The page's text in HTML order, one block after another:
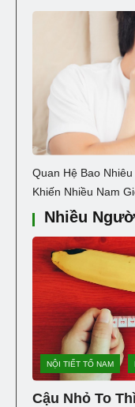
Quan Hệ Bao
Khiến Nhiều Nam
Nhiều
NỘI TIẾT TỐ NAM
Cậu Nhỏ To